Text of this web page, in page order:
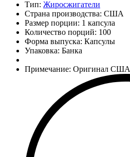
Тип: Жиросжигатели
Страна производства: США
Размер порции: 1 капсула
Количество порций: 100
Форма выпуска: Капсулы
Упаковка: Банка
Примечание: Оригинал США